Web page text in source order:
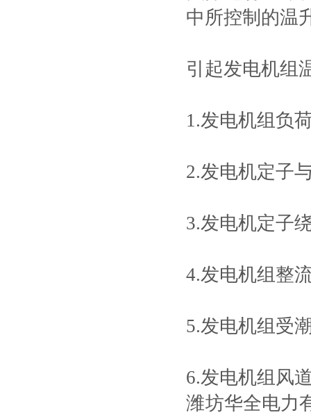
中所控制的温
引起发电机组
1.发电机组负
2.发电机定子
3.发电机定子
4.发电机组整
5.发电机组受
6.发电机组风
潍坊华全电力